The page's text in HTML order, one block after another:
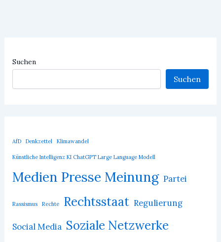
Suchen
Suchen
AfD Denkzettel Klimawandel
Künstliche Intelligenz KI ChatGPT Large Language Modell
Medien Presse Meinung Partei
Rassismus Rechte Rechtsstaat Regulierung
Social Media Soziale Netzwerke